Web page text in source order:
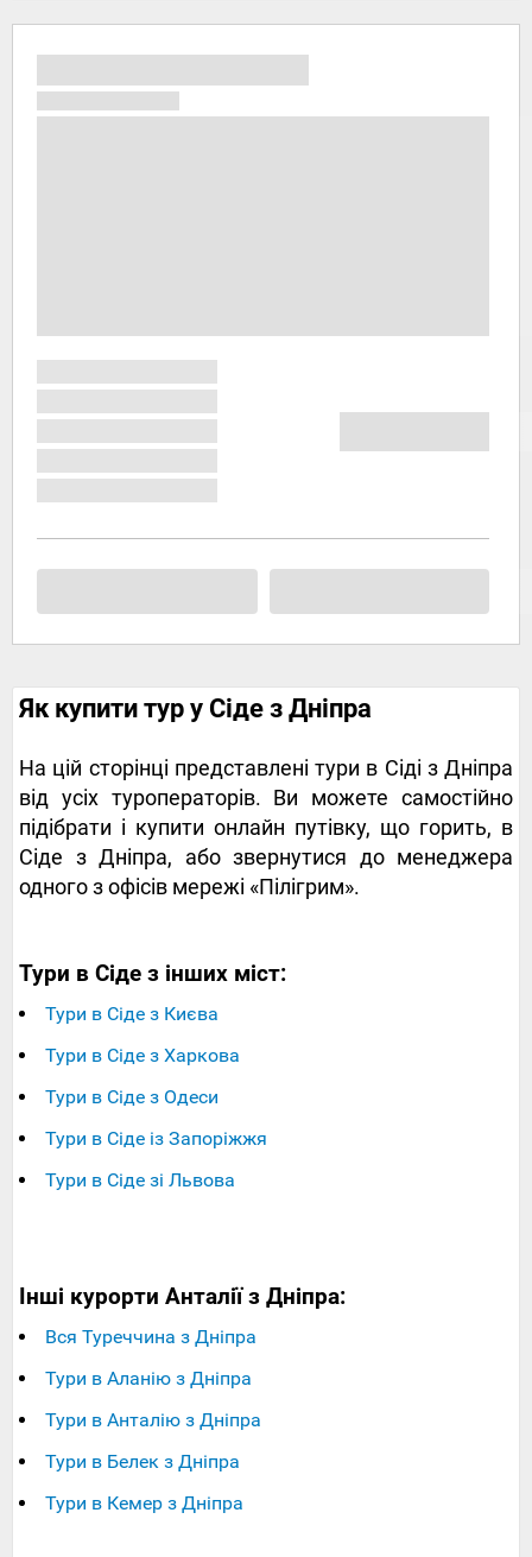
Як купити тур у Сіде з Дніпра
На цій сторінці представлені тури в Сіді з Дніпра
від усіх туроператорів. Ви можете самостійно
підібрати і купити онлайн путівку, що горить, в
Сіде з Дніпра, або звернутися до менеджера
одного з офісів мережі «Пілігрим».
Тури в Сіде з інших міст:
Тури в Сіде з Києва
Тури в Сіде з Харкова
Тури в Сіде з Одеси
Тури в Сіде із Запоріжжя
Тури в Сіде зі Львова
Інші курорти Анталії з Дніпра:
Вся Туреччина з Дніпра
Тури в Аланію з Дніпра
Тури в Анталію з Дніпра
Тури в Белек з Дніпра
Тури в Кемер з Дніпра